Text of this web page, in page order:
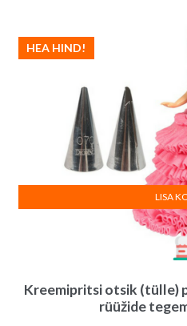
Kreemipritsi otsik (tülle)
rüüžide
HEA HIND!
LISA